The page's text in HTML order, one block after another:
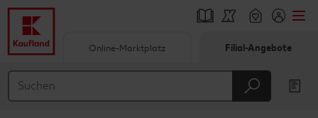
Hauptinhalt
Online-Marktplatz Filial-Angebote